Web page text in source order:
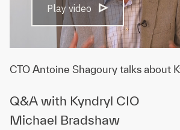
Play video
CTO Antoine Shagoury talks about
Q&A with Kyndryl CIO
Michael Bradshaw